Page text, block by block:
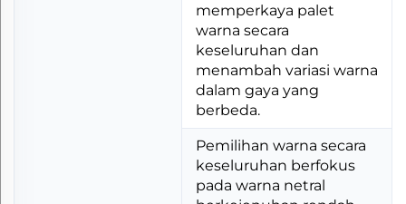
memperkaya palet
warna secara
keseluruhan dan
menambah variasi warna
dalam gaya yang
berbeda.
Pemilihan warna secara
keseluruhan berfokus
pada warna netral